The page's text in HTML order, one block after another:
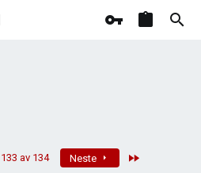
133 av 134 Neste